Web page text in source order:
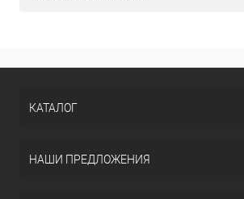
КАТАЛОГ
НАШИ ПРЕДЛОЖЕНИЯ